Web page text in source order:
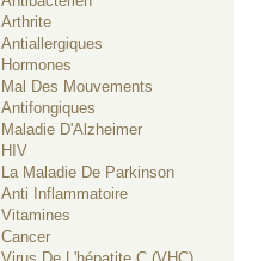
Arthrite
Antiallergiques
Hormones
Mal Des Mouvements
Antifongiques
Maladie D'Alzheimer
HIV
La Maladie De Parkinson
Anti Inflammatoire
Vitamines
Cancer